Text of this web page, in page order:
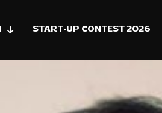
START-UP CONTEST 2026